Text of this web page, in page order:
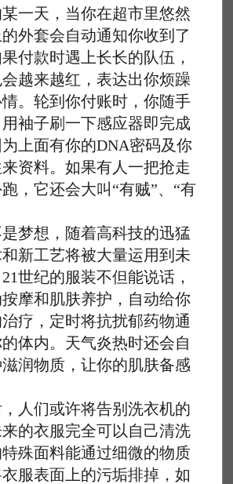
天，当你在超市里悠然
外套会自动通知你收到了
付款时遇上长长的队伍，
越来越红，表达出你烦躁
。轮到你付账时，你随手
袖子刷一下感应器即完成
上面有你的DNA密码及你
资料。如果有人一把抢走
，它还会大叫“有贼”、“有
想，随着高科技的迅猛
新工艺将被大量运用到未
世纪的服装不但能说话，
摩和肌肤养护，自动给你
疗，定时将抗扰郁药物通
体内。天气炎热时还会自
润物质，让你的肌肤备感
们或许将告别洗衣机的
的衣服完全可以自己清洗
殊面料能通过细微的物质
服表面上的污垢排掉，如